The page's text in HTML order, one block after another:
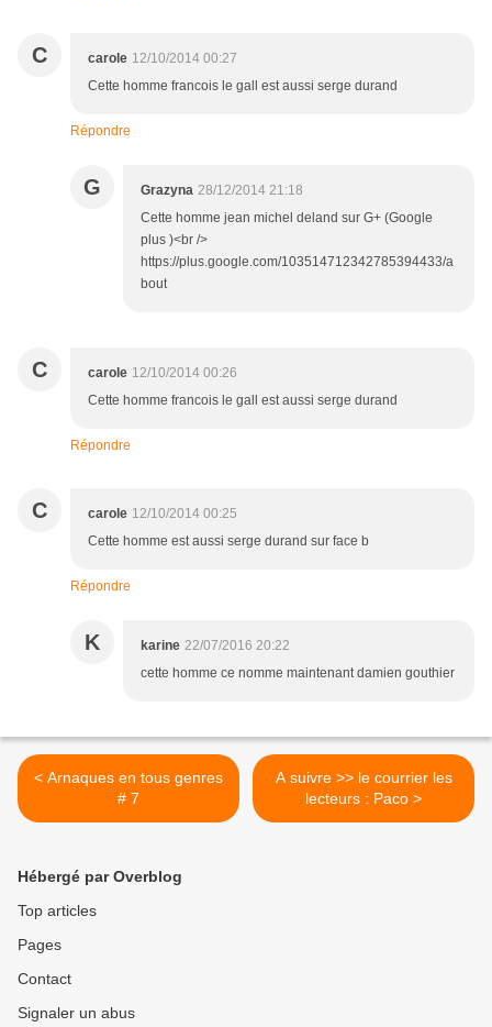
C carole 12/10/2014 00:27
Cette homme francois le gall est aussi serge durand
Répondre
G Grazyna 28/12/2014 21:18
Cette homme jean michel deland sur G+ (Google
plus )<br />
https://plus.google.com/103514712342785394433/a
bout
C carole 12/10/2014 00:26
Cette homme francois le gall est aussi serge durand
Répondre
C carole 12/10/2014 00:25
Cette homme est aussi serge durand sur face b
Répondre
K karine 22/07/2016 20:22
cette homme ce nomme maintenant damien gouthier
< Arnaques en tous genres
# 7
A suivre >> le courrier les
lecteurs : Paco >
Hébergé par Overblog
Top articles
Pages
Contact
Signaler un abus